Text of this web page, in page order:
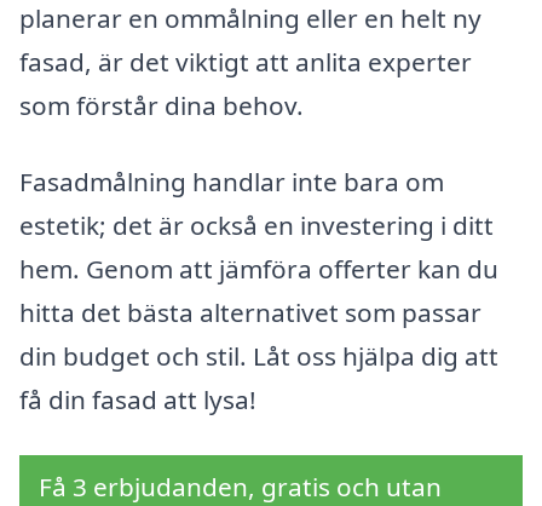
planerar en ommålning eller en helt ny
fasad, är det viktigt att anlita experter
som förstår dina behov.
Fasadmålning handlar inte bara om
estetik; det är också en investering i ditt
hem. Genom att jämföra offerter kan du
hitta det bästa alternativet som passar
din budget och stil. Låt oss hjälpa dig att
få din fasad att lysa!
Få 3 erbjudanden, gratis och utan